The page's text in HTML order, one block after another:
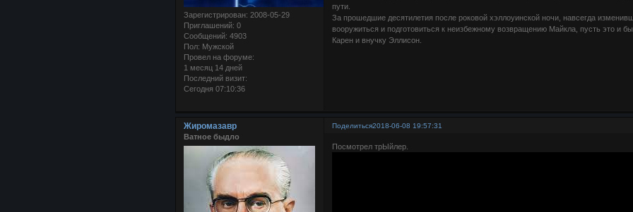
Зарегистрирован: 2008-05-29
Приглашений: 0
Сообщений: 4903
Пол: Мужской
Провел на форуме:
1 месяц 14 дней
Последний визит:
Сегодня 07:10:36
пути.
За прошедшие десятилетия после роковой хэллоуинской ночи, навсегда
вооружиться и подготовиться к неизбежному возвращению Майкла, пусть это и
Карен и внучку Эллисон.
Поделиться2018-06-08 19:57:31
Жиромазавр
Ватное быдло
Посмотрел трЫйлер.